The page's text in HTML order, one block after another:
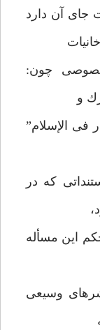
جاى آن دارد
چون:
و
فى الإسلام”
كه در
اين مسأله
وسيعى